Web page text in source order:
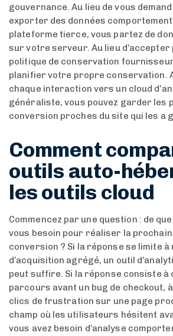
gouvernance. Au lieu de vous
exporter des données
plateforme tierce, vous partez de
sur votre serveur. Au lieu d’accepter
politique de conservation
planifier votre propre conservation.
chaque interaction vers un cloud
généraliste, vous pouvez garder les
conversion proches du site qui les a
Comment
outils auto-
les outils cloud
Commencez par une question : de
vous besoin pour réaliser la
conversion ? Si la réponse se limite
d’acquisition agrégé, un outil
peut suffire. Si la réponse consiste à
parcours avant un bug de checkout,
clics de frustration sur une page
champ où les utilisateurs hésitent
vous avez besoin d’analyse